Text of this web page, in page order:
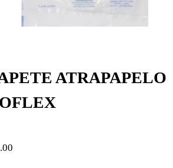
ATRAPAPELO